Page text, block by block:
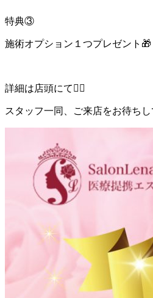
特典③
施術オプション１つプレゼント🎁
詳細は店頭にて💁‍♀️
スタッフ一同、ご来店をお待ちし